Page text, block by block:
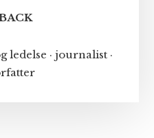
ledelse · journalist ·